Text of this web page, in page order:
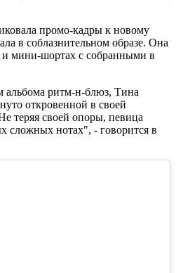
промо-кадры к новому
в соблазнительном образе. Она
и мини-шортах с собранными в
ритм-н-блюз, Тина
откровенной в своей
теряя своей опоры, певица
сложных нотах", - говорится в